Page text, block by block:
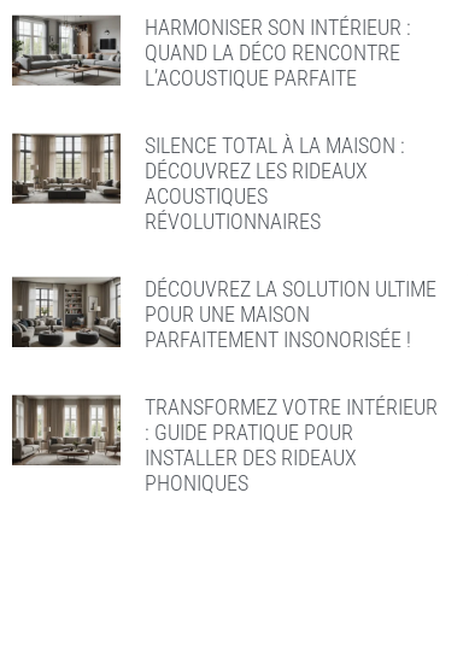
HARMONISER SON INTÉRIEUR :
QUAND LA DÉCO RENCONTRE
L’ACOUSTIQUE PARFAITE
SILENCE TOTAL À LA MAISON :
DÉCOUVREZ LES RIDEAUX
ACOUSTIQUES
RÉVOLUTIONNAIRES
DÉCOUVREZ LA SOLUTION ULTIME
POUR UNE MAISON
PARFAITEMENT INSONORISÉE !
TRANSFORMEZ VOTRE INTÉRIEUR
: GUIDE PRATIQUE POUR
INSTALLER DES RIDEAUX
PHONIQUES